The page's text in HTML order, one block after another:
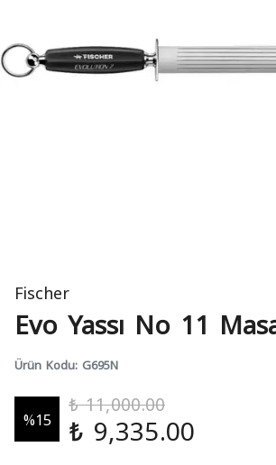
Fischer
Evo Yassı No 11
Ürün Kodu: G695N
%15
₺ 11,000.00
₺ 9,335.00